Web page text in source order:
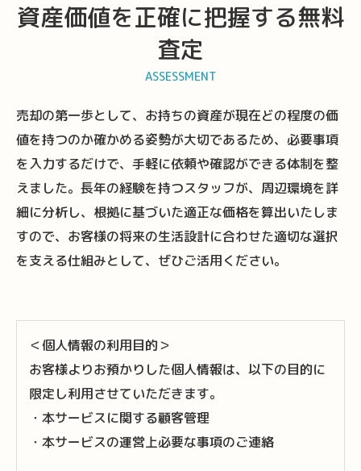
資産価値を正確に把握する無料
査定
ASSESSMENT
売却の第一歩として、お持ちの資産が現在どの程度の価
値を持つのか確かめる姿勢が大切であるため、必要事項
を入力するだけで、手軽に依頼や確認ができる体制を整
えました。長年の経験を持つスタッフが、周辺環境を詳
細に分析し、根拠に基づいた適正な価格を算出いたしま
すので、お客様の将来の生活設計に合わせた適切な選択
を支える仕組みとして、ぜひご活用ください。
＜個人情報の利用目的＞
お客様よりお預かりした個人情報は、以下の目的に
限定し利用させていただきます。
・本サービスに関する顧客管理
・本サービスの運営上必要な事項のご連絡